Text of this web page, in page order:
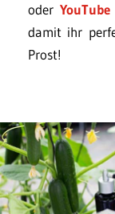
oder YouTube
damit ihr
Prost!